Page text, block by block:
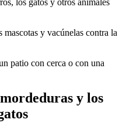
y vacúnelas contra la
patio con cerca o con una
y los